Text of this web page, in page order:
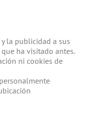
la publicidad a sus
ha visitado antes.
ni cookies de